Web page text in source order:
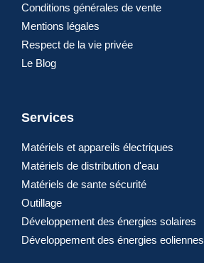
Conditions générales de vente
Mentions légales
Respect de la vie privée
Le Blog
Services
Matériels et appareils électriques
Matériels de distribution d'eau
Matériels de sante sécurité
Outillage
Développement des énergies solaires
Développement des énergies eoliennes